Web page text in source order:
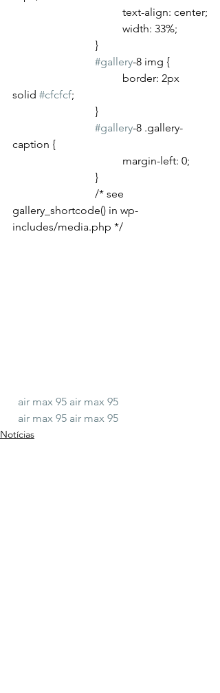
				text-align: center;
				width: 33%;
			}
#gallery-8 img {
solid #cfcfcf;
			}
#gallery-8 .gallery-
caption {
				margin-left: 0;
			}
gallery_shortcode() in wp-
includes/media.php */
air max 95 air max 95
air max 95 air max 95
Notícias